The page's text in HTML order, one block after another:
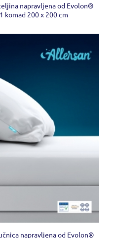
napravljena od Evolon®
komad 200 x 200 cm
napravljena od Evolon®